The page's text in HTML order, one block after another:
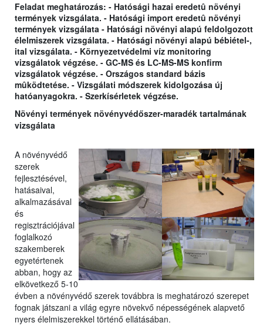
Feladat meghatározás: - Hatósági hazai eredetû növényi
termények vizsgálata. - Hatósági import eredetû növényi
termények vizsgálata - Hatósági növényi alapú feldolgozott
élelmiszerek vizsgálata. - Hatósági növényi alapú bébiétel-,
ital vizsgálata. - Környezetvédelmi víz monitoring
vizsgálatok végzése. - GC-MS és LC-MS-MS konfirm
vizsgálatok végzése. - Országos standard bázis
mûködtetése. - Vizsgálati módszerek kidolgozása új
hatóanyagokra. - Szerkísérletek végzése.
Növényi termények növényvédőszer-maradék tartalmának
vizsgálata
A növényvédő
szerek
fejlesztésével,
hatásaival,
alkalmazásával
és
regisztrációjával
foglalkozó
szakemberek
egyetértenek
abban, hogy az
elkövetkező 5-10
évben a növényvédő szerek továbbra is meghatározó szerepet
fognak játszani a világ egyre növekvő népességének alapvető
nyers élelmiszerekkel történő ellátásában.